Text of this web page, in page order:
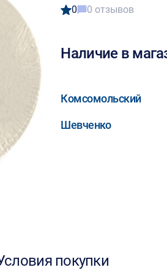
0 0 отзывов
Наличие в
Комсомольский
Шевченко
покупки